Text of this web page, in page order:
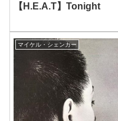
【H.E.A.T】Tonight
マイケル・シェンカー